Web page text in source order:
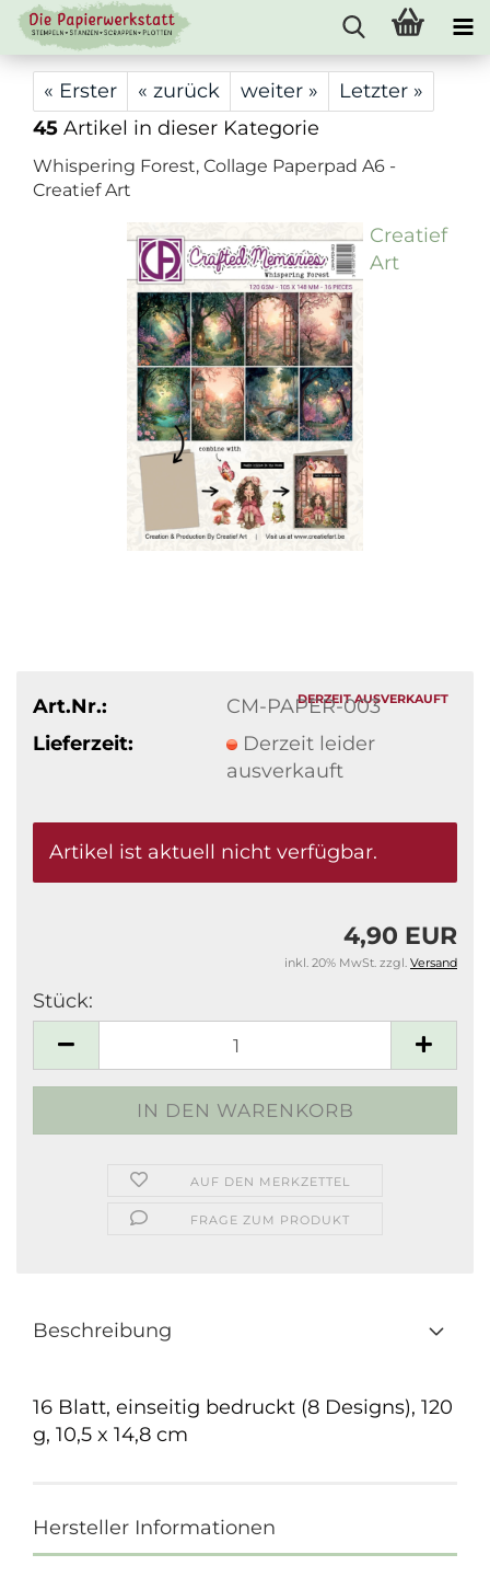
« Erster « zurück weiter »
Letzter »
45 Artikel in dieser Kategorie
Whispering Forest, Collage Paperpad A6 -
Creatief Art
Creatief
Art
DERZEIT AUSVERKAUFT
Art.Nr.:
CM-PAPER-003
Lieferzeit:
Derzeit leider
ausverkauft
Artikel ist aktuell nicht verfügbar.
4,90 EUR
inkl. 20% MwSt. zzgl. Versand
Stück:
AUF DEN MERKZETTEL
FRAGE ZUM PRODUKT
Beschreibung
16 Blatt, einseitig bedruckt (8 Designs), 120
g, 10,5 x 14,8 cm
Hersteller Informationen